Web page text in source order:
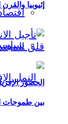
إثيوبيا
الحضور
بين طموحات